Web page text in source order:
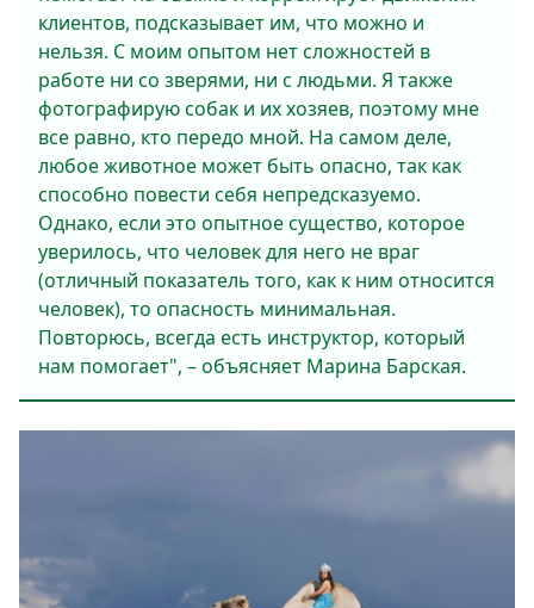
клиентов, подсказывает им, что можно и
нельзя. С моим опытом нет сложностей в
работе ни со зверями, ни с людьми. Я также
фотографирую собак и их хозяев, поэтому мне
все равно, кто передо мной. На самом деле,
любое животное может быть опасно, так как
способно повести себя непредсказуемо.
Однако, если это опытное существо, которое
уверилось, что человек для него не враг
(отличный показатель того, как к ним относится
человек), то опасность минимальная.
Повторюсь, всегда есть инструктор, который
нам помогает", – объясняет Марина Барская.